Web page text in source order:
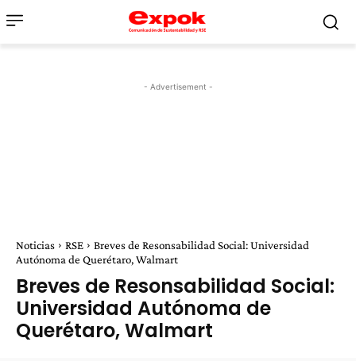
- Advertisement -
Noticias RSE
Breves de Resonsabilidad Social: Universidad
Autónoma de Querétaro, Walmart
Breves de Resonsabilidad Social:
Universidad Autónoma de
Querétaro, Walmart